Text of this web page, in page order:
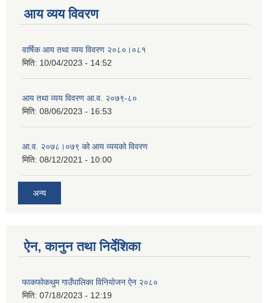
आय व्यय विवरण
वार्षिक आय तथा व्यय विवरण २०८०।०८१
मिति: 10/04/2023 - 14:52
आय तथा व्यय विवरण आ.व. २०७९-८०
मिति: 08/06/2023 - 16:53
आ.व. २०७८।०७९ को आय व्ययको विवरण
मिति: 08/12/2021 - 10:00
अन्य
ऐन, कानुन तथा निर्देशिका
फाकफोकथुम गाउँपालिका विनियोजन ऐन २०८०
मिति: 07/18/2023 - 12:19